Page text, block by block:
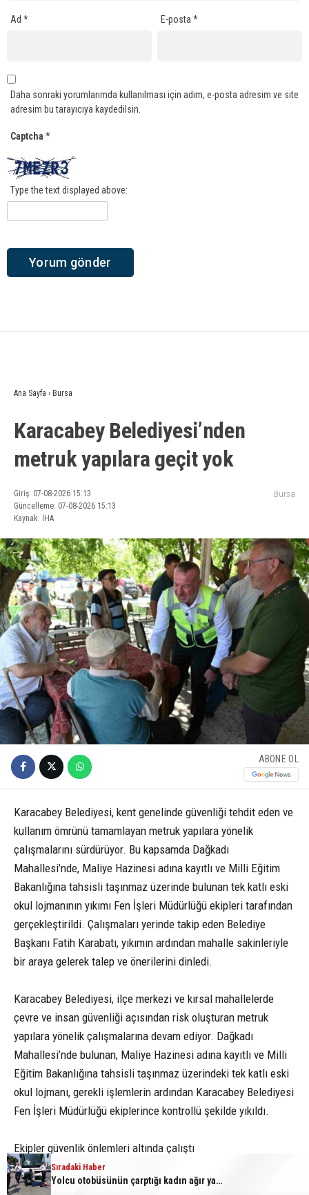
Sıradaki Haber
Karacabey Belediyespor’dan 5 imza birden
Ad * E-posta*
Daha sonraki yorumlarımda kullanılması için adım, e-posta adresim ve site
adresim bu tarayıcıya kaydedilsin.
Captcha *
Type the text displayed above:
Sıradaki Haber
Karacabey Belediyesi’nden metruk yapılara geçit yok
Ana Sayfa › Bursa
Karacabey Belediyesi’nden
metruk yapılara geçit yok
Giriş: 07-08-2026 15:13
Güncelleme: 07-08-2026 15:13
Kaynak: İHA
Bursa
ABONE OL
Karacabey Belediyesi, kent genelinde güvenliği tehdit eden ve
kullanım ömrünü tamamlayan metruk yapılara yönelik
çalışmalarını sürdürüyor. Bu kapsamda Dağkadı
Mahallesi’nde, Maliye Hazinesi adına kayıtlı ve Milli Eğitim
Bakanlığına tahsisli taşınmaz üzerinde bulunan tek katlı eski
okul lojmanının yıkımı Fen İşleri Müdürlüğü ekipleri tarafından
gerçekleştirildi. Çalışmaları yerinde takip eden Belediye
Başkanı Fatih Karabatı, yıkımın ardından mahalle sakinleriyle
bir araya gelerek talep ve önerilerini dinledi.
Karacabey Belediyesi, ilçe merkezi ve kırsal mahallelerde
çevre ve insan güvenliği açısından risk oluşturan metruk
yapılara yönelik çalışmalarına devam ediyor. Dağkadı
Mahallesi’nde bulunan, Maliye Hazinesi adına kayıtlı ve Milli
Eğitim Bakanlığına tahsisli taşınmaz üzerindeki tek katlı eski
okul lojmanı, gerekli işlemlerin ardından Karacabey Belediyesi
Fen İşleri Müdürlüğü ekiplerince kontrollü şekilde yıkıldı.
Ekipler güvenlik önlemleri altında çalıştı
Uzun süredir kullanılmayan ve metruk durumda bulunan
Sıradaki Haber
Yolcu otobüsünün çarptığı kadın ağır yaralandı